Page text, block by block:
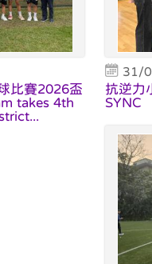
比賽2026盃
takes 4th
31/
抗逆力
SYNC